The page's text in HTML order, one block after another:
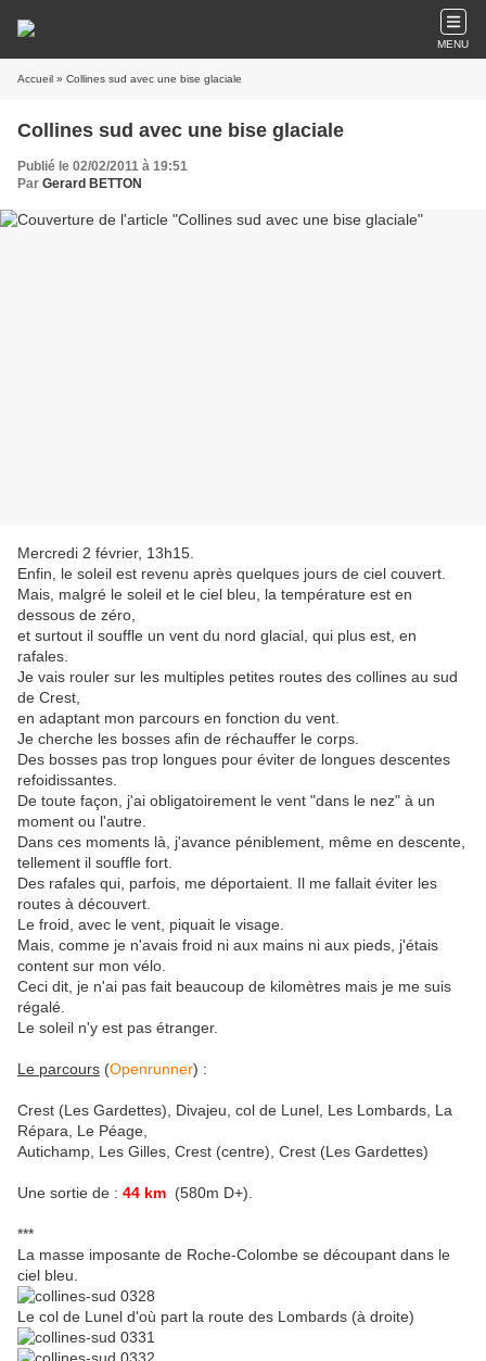
MENU
Accueil » Collines sud avec une bise glaciale
Collines sud avec une bise glaciale
Publié le 02/02/2011 à 19:51
Par Gerard BETTON
Mercredi 2 février, 13h15.
Enfin, le soleil est revenu après quelques jours de ciel couvert.
Mais, malgré le soleil et le ciel bleu, la température est en
dessous de zéro,
et surtout il souffle un vent du nord glacial, qui plus est, en
rafales.
Je vais rouler sur les multiples petites routes des collines au sud
de Crest,
en adaptant mon parcours en fonction du vent.
Je cherche les bosses afin de réchauffer le corps.
Des bosses pas trop longues pour éviter de longues descentes
refoidissantes.
De toute façon, j'ai obligatoirement le vent "dans le nez" à un
moment ou l'autre.
Dans ces moments là, j'avance péniblement, même en descente,
tellement il souffle fort.
Des rafales qui, parfois, me déportaient. Il me fallait éviter les
routes à découvert.
Le froid, avec le vent, piquait le visage.
Mais, comme je n'avais froid ni aux mains ni aux pieds, j'étais
content sur mon vélo.
Ceci dit, je n'ai pas fait beaucoup de kilomètres mais je me suis
régalé.
Le soleil n'y est pas étranger.
Le parcours (Openrunner) :
Crest (Les Gardettes), Divajeu, col de Lunel, Les Lombards, La
Répara, Le Péage,
Autichamp, Les Gilles, Crest (centre), Crest (Les Gardettes)
Une sortie de : 44 km (580m D+).
***
La masse imposante de Roche-Colombe se découpant dans le
ciel bleu.
Le col de Lunel d'où part la route des Lombards (à droite)